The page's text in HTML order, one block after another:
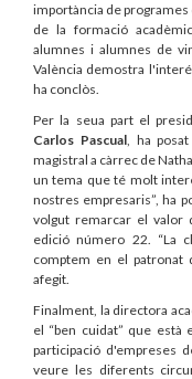
importància de programes
de la formació
alumnes i alumnes de
València demostra
ha conclòs.
Per la seua part el
Carlos Pascual, ha
magistral a càrrec de
un tema que té molt
nostres empresaris”, ha
volgut remarcar el valor
edició número 22. “La
comptem en el patronat
afegit.
Finalment, la directora
el “ben cuidat” que està
participació d'empreses
veure les diferents